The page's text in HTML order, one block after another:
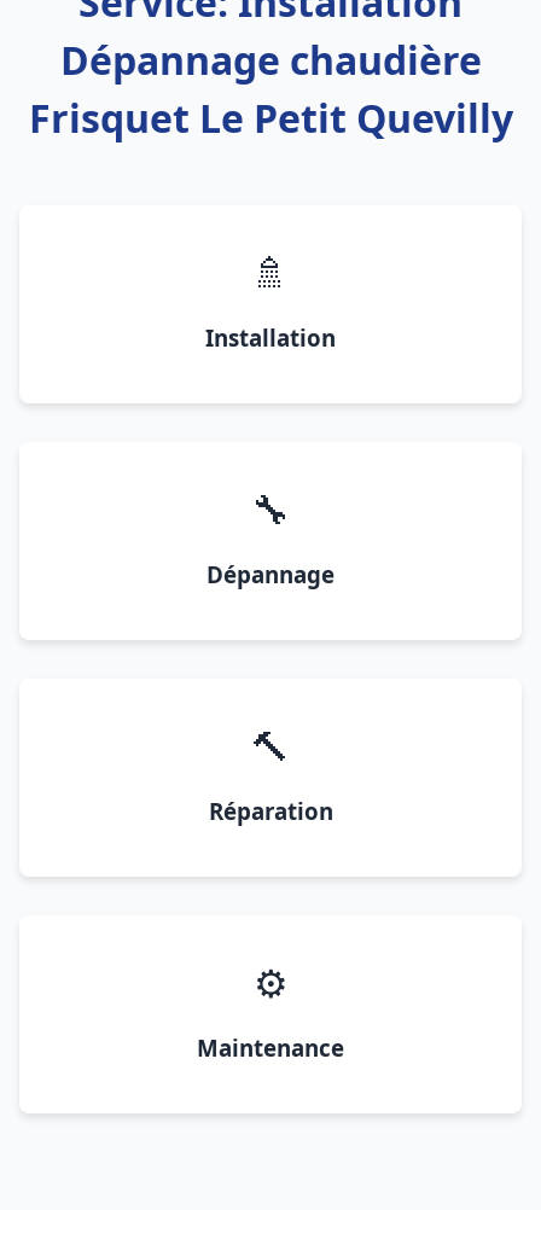
Dépannage chaudière
Frisquet Le Petit Quevilly
🚿
Installation
🔧
Dépannage
🔨
Réparation
⚙️
Maintenance